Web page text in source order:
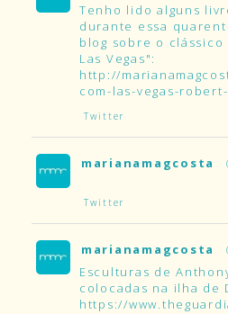
Tenho lido alguns
durante essa
blog sobre o
Las Vegas":
http://
com-las-vegas-robert-
Twitter
marianamagcosta
Twitter
marianamagcosta
Esculturas de
colocadas na ilha de
https://